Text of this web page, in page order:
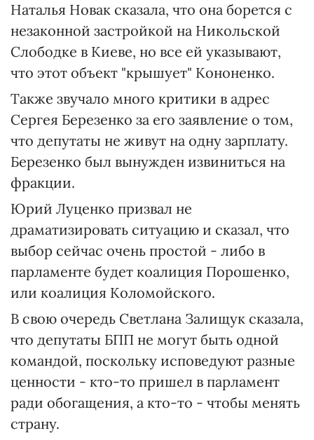
Наталья Новак сказала, что она борется с
незаконной застройкой на Никольской
Слободке в Киеве, но все ей указывают,
что этот объект "крышует" Кононенко.
Также звучало много критики в адрес
Сергея Березенко за его заявление о том,
что депутаты не живут на одну зарплату.
Березенко был вынужден извиниться на
фракции.
Юрий Луценко призвал не
драматизировать ситуацию и сказал, что
выбор сейчас очень простой - либо в
парламенте будет коалиция Порошенко,
или коалиция Коломойского.
В свою очередь Светлана Залищук сказала,
что депутаты БПП не могут быть одной
командой, поскольку исповедуют разные
ценности - кто-то пришел в парламент
ради обогащения, а кто-то - чтобы менять
страну.